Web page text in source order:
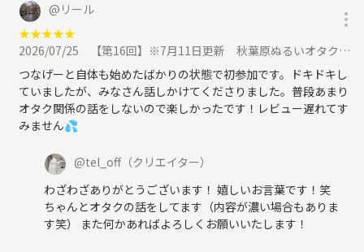
【まとめ】
①初参加の方や上京、社会人になって友達、知り合いがいない方、積極
的にサポート致します(・∀・)
②基本的には飲み会となっておりますので未成年の方はご遠慮願いま
オフ会で迷惑を掛けている方等も参加をご遠慮頂きます。
異性に対してのボディタッチやセクハラ発言等もお控え下さい。
勧誘、マルチといった行動は発見次第注意していきます、後日発覚した
場合は今後の参加を遠慮願います。
@ リール
★★★★★
2026/07/25
【第16回】※7月11日更新 秋葉原ぬるいオタクのオフ会【初参加歓迎】に参加
つなげーと自体も始めたばかりの状態で初参加です。ドキドキし
ていましたが、みなさん話しかけてくださりました。普段あまり
オタク関係の話をしないので楽しかったです！レビュー遅れてす
みません💦
@tel_off（クリエイター）
わざわざありがとうございます！ 嬉しいお言葉です！笑
ちゃんとオタクの話をしてます（内容が濃い場合もありま
す笑） また何かあればよろしくお願いいたします！